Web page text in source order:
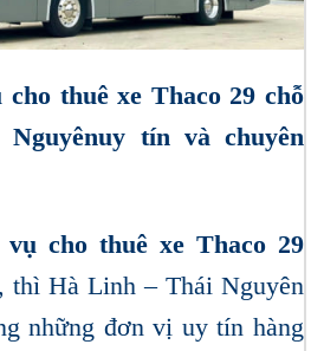
thuê xe Thaco 29 chỗ
tín và chuyên
vụ cho thuê xe Thaco 29
, thì Hà Linh – Thái Nguyên
những đơn vị uy tín hàng